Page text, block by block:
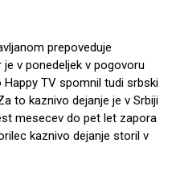
prepoveduje
v ponedeljek v pogovoru
TV spomnil tudi srbski
to kaznivo dejanje je v Srbiji
mesecev do pet let zapora
kaznivo dejanje storil v